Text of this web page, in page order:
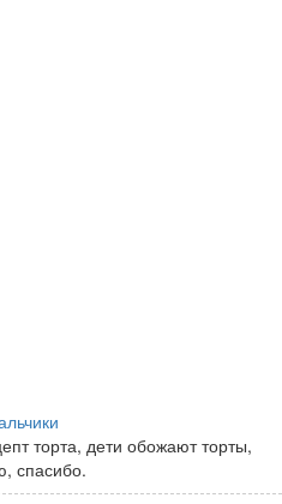
торта, дети обожают торты,
спасибо.